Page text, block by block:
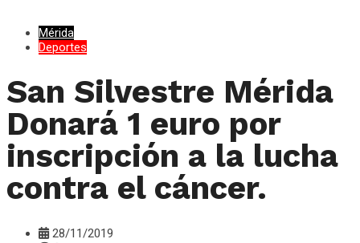
Mérida
Deportes
San Silvestre Mérida
Donará 1 euro por
inscripción a la lucha
contra el cáncer.
28/11/2019